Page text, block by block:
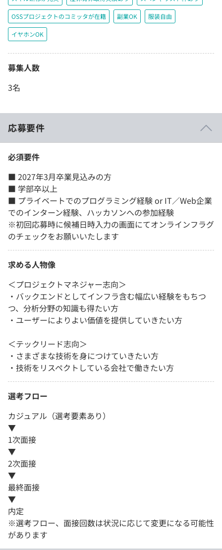
OSSプロジェクトのコミッタが在籍 副業OK 服装自由
イヤホンOK
募集人数
3名
応募要件
必須要件
■ 2027年3月卒業見込みの方
■ 学部卒以上
■ プライベートでのプログラミング経験 or IT／Web企業
でのインターン経験、ハッカソンへの参加経験
※初回応募時に候補日時入力の画面にてオンラインフラグ
のチェックをお願いいたします
求める人物像
＜プロジェクトマネジャー志向＞
・バックエンドとしてインフラ含む幅広い経験をもちつ
つ、分析分野の知識も得たい方
・ユーザーによりよい価値を提供していきたい方
＜テックリード志向＞
・さまざまな技術を身につけていきたい方
・技術をリスペクトしている会社で働きたい方
選考フロー
カジュアル（選考要素あり）
▼
1次面接
▼
2次面接
▼
最終面接
▼
内定
※選考フロー、面接回数は状況に応じて変更になる可能性
があります